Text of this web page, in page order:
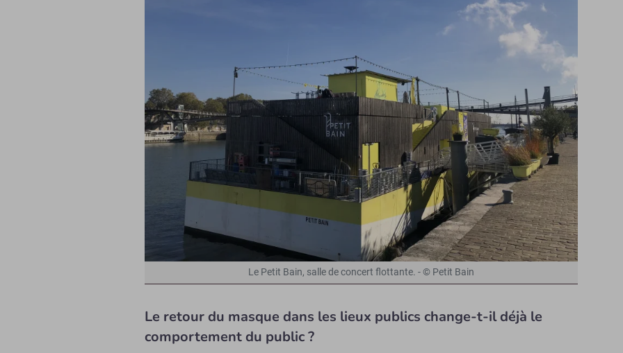
Le Petit Bain, salle de concert flottante. - © Petit Bain
Le retour du masque dans les lieux publics change-t-il déjà le
comportement du public ?